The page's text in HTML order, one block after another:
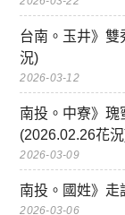
台南。玉井》雙
況)
2026-03-12
南投。中寮》瑰
(2026.02.26花
2026-03-09
南投。國姓》走
2026-03-06